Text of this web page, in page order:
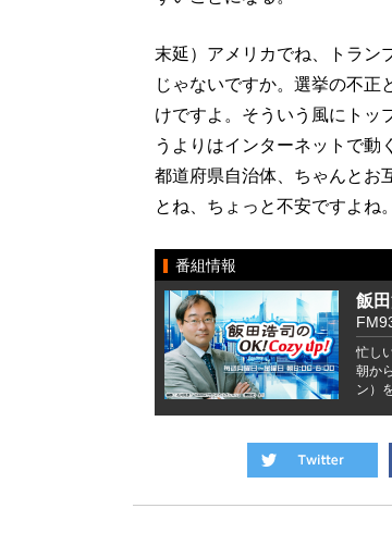
末延）アメリカでね、トラン
じゃないですか。選挙の不正
けですよ。そういう風にトッ
うよりはインターネットで動
都道府県自治体、ちゃんとお
とね、ちょっと不安ですよね。
番組情報
飯
忙し
朝か
ン）